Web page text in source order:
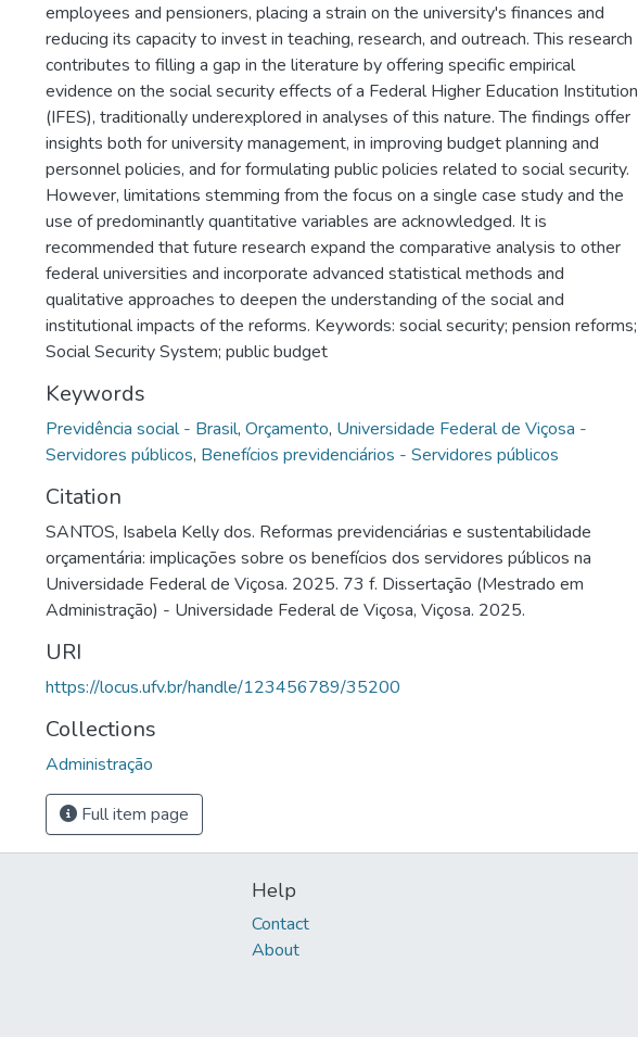
employees and pensioners, placing a strain on the university's finances and
reducing its capacity to invest in teaching, research, and outreach. This research
contributes to filling a gap in the literature by offering specific empirical
evidence on the social security effects of a Federal Higher Education Institution
(IFES), traditionally underexplored in analyses of this nature. The findings offer
insights both for university management, in improving budget planning and
personnel policies, and for formulating public policies related to social security.
However, limitations stemming from the focus on a single case study and the
use of predominantly quantitative variables are acknowledged. It is
recommended that future research expand the comparative analysis to other
federal universities and incorporate advanced statistical methods and
qualitative approaches to deepen the understanding of the social and
institutional impacts of the reforms. Keywords: social security; pension reforms;
Social Security System; public budget
Keywords
Previdência social - Brasil, Orçamento, Universidade Federal de Viçosa -
Servidores públicos, Benefícios previdenciários - Servidores públicos
Citation
SANTOS, Isabela Kelly dos. Reformas previdenciárias e sustentabilidade
orçamentária: implicações sobre os benefícios dos servidores públicos na
Universidade Federal de Viçosa. 2025. 73 f. Dissertação (Mestrado em
Administração) - Universidade Federal de Viçosa, Viçosa. 2025.
URI
https://locus.ufv.br/handle/123456789/35200
Collections
Administração
Full item page
Help
Contact
About